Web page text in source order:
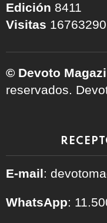
Edición 8411
Visitas
© Devoto
reservados.
E-mail:
WhatsApp: